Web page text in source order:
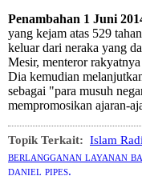
Penambahan 1 Juni
yang kejam atas 529
keluar dari neraka yang
Mesir, menteror
Dia kemudian
sebagai "para musuh
mempromosikan ajaran-
Topik Terkait: Islam
berlangganan layanan
daniel pipes.